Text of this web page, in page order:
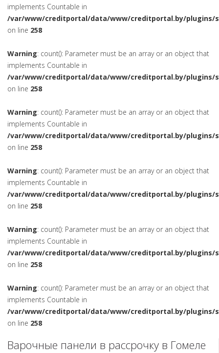
implements Countable in
/var/www/creditportal/data/www/creditportal.by/plugins/
on line 258
Warning: count(): Parameter must be an array or an object that
implements Countable in
/var/www/creditportal/data/www/creditportal.by/plugins/
on line 258
Warning: count(): Parameter must be an array or an object that
implements Countable in
/var/www/creditportal/data/www/creditportal.by/plugins/
on line 258
Warning: count(): Parameter must be an array or an object that
implements Countable in
/var/www/creditportal/data/www/creditportal.by/plugins/
on line 258
Warning: count(): Parameter must be an array or an object that
implements Countable in
/var/www/creditportal/data/www/creditportal.by/plugins/
on line 258
Warning: count(): Parameter must be an array or an object that
implements Countable in
/var/www/creditportal/data/www/creditportal.by/plugins/
on line 258
Варочные панели в рассрочку в Гомеле